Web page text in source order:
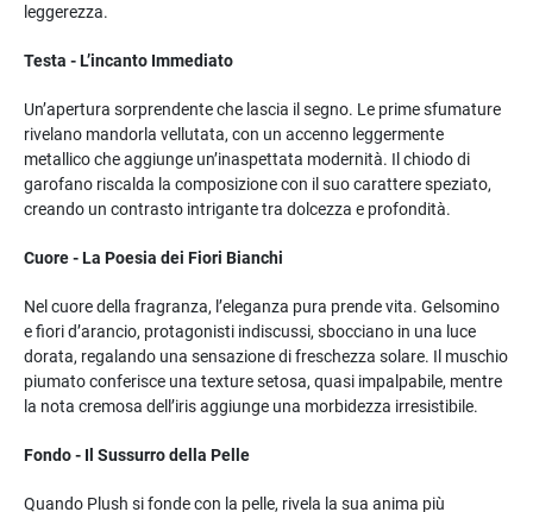
leggerezza.
Testa - L’incanto Immediato
Un’apertura sorprendente che lascia il segno. Le prime sfumature
rivelano mandorla vellutata, con un accenno leggermente
metallico che aggiunge un’inaspettata modernità. Il chiodo di
garofano riscalda la composizione con il suo carattere speziato,
creando un contrasto intrigante tra dolcezza e profondità.
Cuore - La Poesia dei Fiori Bianchi
Nel cuore della fragranza, l’eleganza pura prende vita. Gelsomino
e fiori d’arancio, protagonisti indiscussi, sbocciano in una luce
dorata, regalando una sensazione di freschezza solare. Il muschio
piumato conferisce una texture setosa, quasi impalpabile, mentre
la nota cremosa dell’iris aggiunge una morbidezza irresistibile.
Fondo - Il Sussurro della Pelle
Quando Plush si fonde con la pelle, rivela la sua anima più